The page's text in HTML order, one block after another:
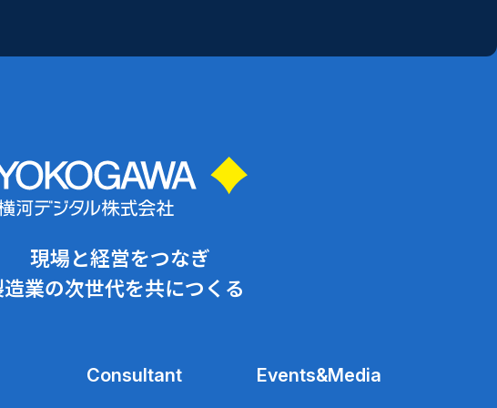
現場と経営をつなぎ
業の次世代を共につくる
Consultant Events&Media